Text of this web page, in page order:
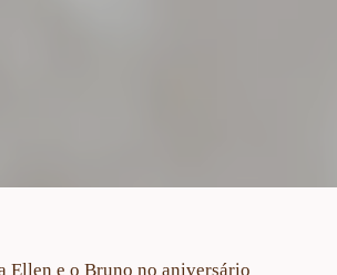
Ellen e o Bruno no aniversário